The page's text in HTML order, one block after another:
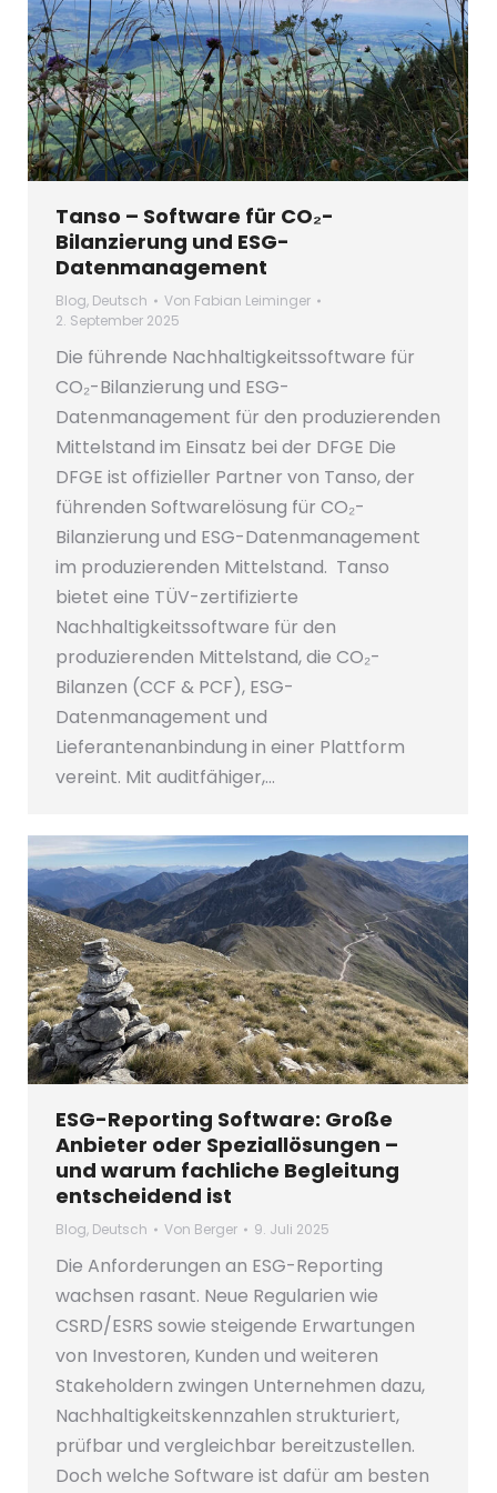
Tanso – Software für CO₂-
Bilanzierung und ESG-
Datenmanagement
Blog, Deutsch Von Fabian Leiminger
2. September 2025
Die führende Nachhaltigkeitssoftware für
CO₂-Bilanzierung und ESG-
Datenmanagement für den produzierenden
Mittelstand im Einsatz bei der DFGE Die
DFGE ist offizieller Partner von Tanso, der
führenden Softwarelösung für CO₂-
Bilanzierung und ESG-Datenmanagement
im produzierenden Mittelstand. Tanso
bietet eine TÜV-zertifizierte
Nachhaltigkeitssoftware für den
produzierenden Mittelstand, die CO₂-
Bilanzen (CCF & PCF), ESG-
Datenmanagement und
Lieferantenanbindung in einer Plattform
vereint. Mit auditfähiger,…
ESG-Reporting Software: Große
Anbieter oder Speziallösungen –
und warum fachliche Begleitung
entscheidend ist
Blog, Deutsch Von Berger 9. Juli 2025
Die Anforderungen an ESG-Reporting
wachsen rasant. Neue Regularien wie
CSRD/ESRS sowie steigende Erwartungen
von Investoren, Kunden und weiteren
Stakeholdern zwingen Unternehmen dazu,
Nachhaltigkeitskennzahlen strukturiert,
prüfbar und vergleichbar bereitzustellen.
Doch welche Software ist dafür am besten